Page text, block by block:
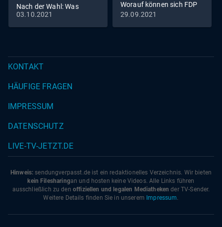
Nach der Wahl: Was
erwartet die Welt?
03.10.2021
Worauf können sich FDP
und Grüne einigen?
29.09.2021
KONTAKT
HÄUFIGE FRAGEN
IMPRESSUM
DATENSCHUTZ
LIVE-TV-JETZT.DE
Hinweis: sendungverpasst.de ist ein redaktionelles Verzeichnis. Wir bieten
kein Filesharingan und hosten keine Videos. Alle Links führen
ausschließlich zu den offiziellen und legalen Mediatheken der TV-Sender.
Weitere Details finden Sie in unserem Impressum.